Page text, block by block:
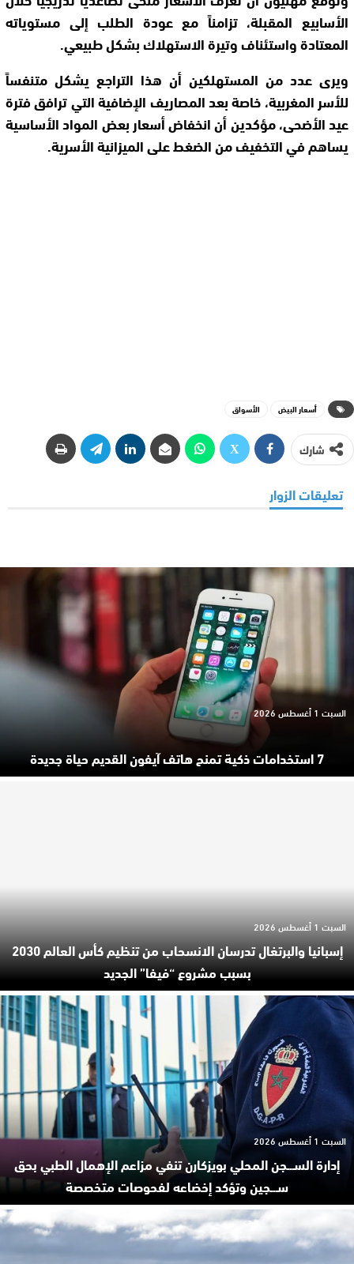
الأسابيع المقبلة، تزامناً مع عودة الطلب إلى مستوياته
المعتادة واستئناف وتيرة الاستهلاك بشكل طبيعي.
ويرى عدد من المستهلكين أن هذا التراجع يشكل متنفساً
للأسر المغربية، خاصة بعد المصاريف الإضافية التي ترافق فترة
عيد الأضحى، مؤكدين أن انخفاض أسعار بعض المواد الأساسية
يساهم في التخفيف من الضغط على الميزانية الأسرية.
أسعار البيض الأسواق
شارك
تعليقات الزوار
7 استخدامات ذكية تمنح هاتف آيفون القديم حياة جديدة
السبت 1 أغسطس 2026
إسبانيا والبرتغال تدرسان الانسحاب من تنظيم كأس العالم 2030
بسبب مشروع “فيفا” الجديد
السبت 1 أغسطس 2026
إدارة السـ.ـجن المحلي بويزكارن تنفي مزاعم الإهمال الطبي بحق
سـ.ـجين وتؤكد إخضاعه لفحوصات متخصصة
السبت 1 أغسطس 2026